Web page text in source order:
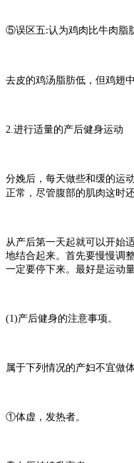
⑤误区五:认为鸡肉比牛肉脂
去皮的鸡汤脂肪低，但鸡翅
2.进行适量的产后健身运动
分娩后，每天做些和缓的运
正常，尽管腹部的肌肉这时
从产后第一天起就可以开始
地结合起来。首先要慢慢调
一定要停下来。最好是运动
(1)产后健身的注意事项。
属于下列情况的产妇不宜做
①体虚，发热者。